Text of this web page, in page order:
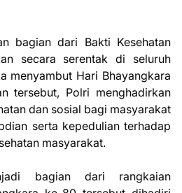
bagian dari Bakti Kesehatan
secara serentak di seluruh
menyambut Hari Bhayangkara
tersebut, Polri menghadirkan
dan sosial bagi masyarakat
serta kepedulian terhadap
masyarakat.
bagian dari rangkaian